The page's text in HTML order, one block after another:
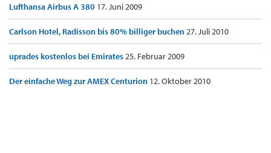
Lufthansa Airbus A 380 17. Juni 2009
Carlson Hotel, Radisson bis 80% billiger buchen27. Juli 2010
uprades kostenlos bei Emirates25. Februar 2009
Der einfache Weg zur AMEX Centurion 12. Oktober 2010